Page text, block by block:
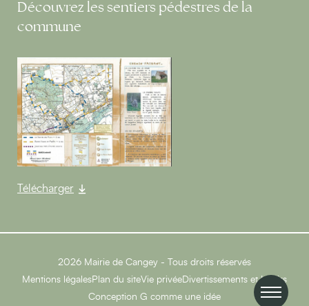
Découvrez les sentiers pédestres de la
commune
Télécharger
2026 Mairie de Cangey - Tous droits réservés
Mentions légalesPlan du siteVie privéeDivertissements et Loisirs
Conception G comme une idée